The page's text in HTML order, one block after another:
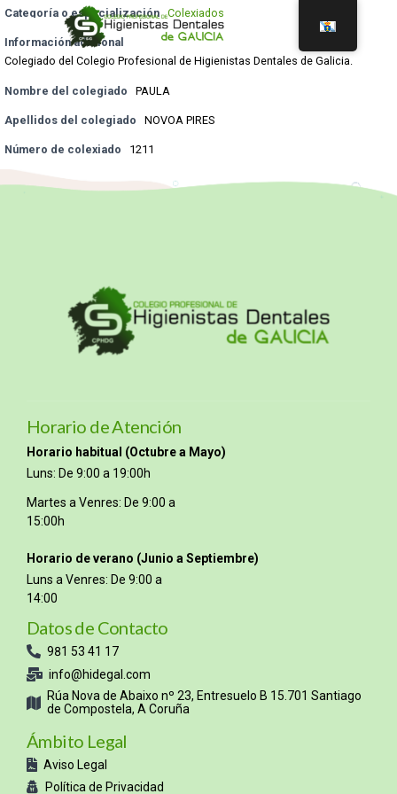
Categoría o especialización Colexiados
Información adicional
Colegiado del Colegio Profesional de Higienistas Dentales de Galicia.
Nombre del colegiado PAULA
Apellidos del colegiado NOVOA PIRES
Número de colexiado 1211
Horario de Atención
Horario habitual (Octubre a Mayo)
Luns: De 9:00 a 19:00h
Martes a Venres: De 9:00 a
15:00h
Horario de verano (Junio a Septiembre)
Luns a Venres: De 9:00 a
14:00
Datos de Contacto
981 53 41 17
info@hidegal.com
Rúa Nova de Abaixo nº 23, Entresuelo B 15.701 Santiago
de Compostela, A Coruña
Ámbito Legal
Aviso Legal
Política de Privacidad